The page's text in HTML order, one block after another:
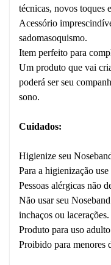
técnicas, novos toques
Acessório
sadomasoquismo.
Item perfeito para
Um produto que vai
poderá ser seu
sono.
Cuidados:
Higienize seu
Para a higienização use
Pessoas alérgicas não
Não usar seu
inchaços ou lacerações.
Produto para uso
Proibido para menores